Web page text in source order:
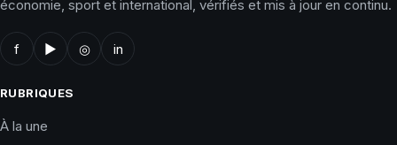
économie, sport et international, vérifiés et mis à jour en continu.
f ▶ ◎ in
RUBRIQUES
À la une